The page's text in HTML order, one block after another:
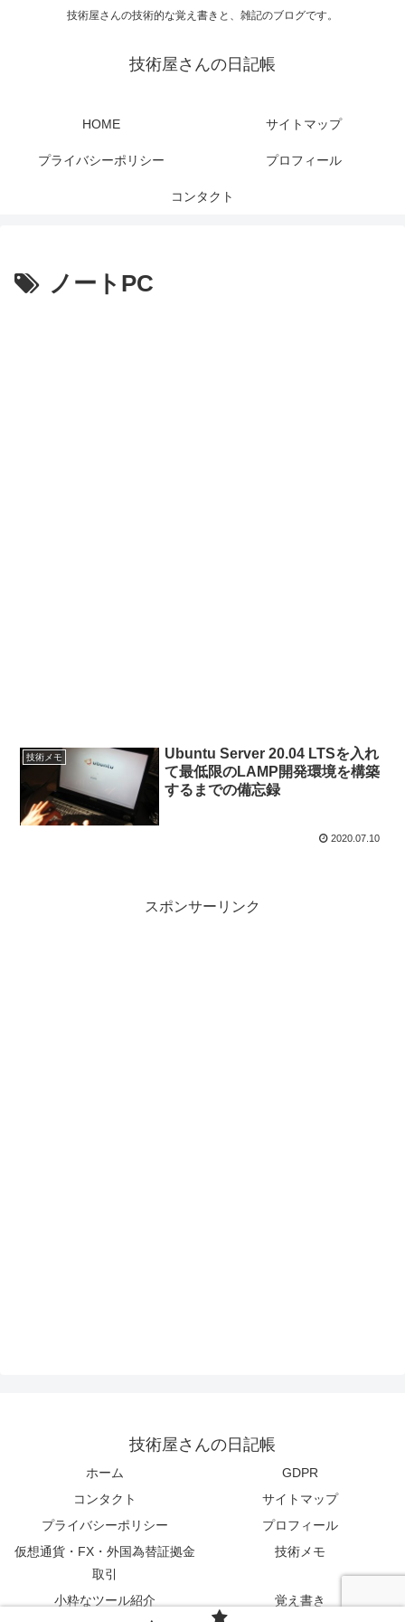
技術屋さんの技術的な覚え書きと、雑記のブログです。
技術屋さんの日記帳
HOME サイトマップ
プライバシーポリシー プロフィール
コンタクト
ノートPC
技術メモ
Ubuntu Server 20.04 LTSを入れ
て最低限のLAMP開発環境を構築
するまでの備忘録
2020.07.10
スポンサーリンク
技術屋さんの日記帳
ホーム
GDPR
コンタクト
サイトマップ
プライバシーポリシー
プロフィール
仮想通貨・FX・外国為替証拠金
取引
技術メモ
小粋なツール紹介
覚え書き